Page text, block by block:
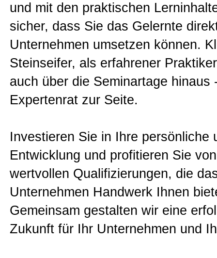
und mit den praktischen
sicher, dass Sie das Gelernte
Unternehmen umsetzen können.
Steinseifer, als erfahrener
auch über die Seminartage hinaus
Expertenrat zur Seite.
Investieren Sie in Ihre persönliche
Entwicklung und profitieren Sie
wertvollen Qualifizierungen, die
Unternehmen Handwerk Ihnen
Gemeinsam gestalten wir eine
Zukunft für Ihr Unternehmen und